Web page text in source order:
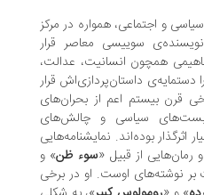
همواره در مرکز
سوییسی معاصر قرار
انسانیت، عدالت،
داستان‌پردازی‌اش قرار
اعم از بحران‌های
سیاسی و چالش‌های
بوده‌اند. نمایشنامه‌هایی
از قبیل « سوء ‌ظن» و
اوست. او در برخی